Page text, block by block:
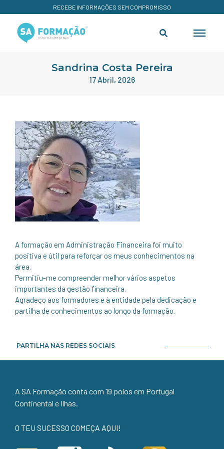
RECEBE INFORMAÇÕES SEM COMPROMISSO
Sandrina Costa Pereira
17 Abril, 2026
A formação em Administração Financeira foi muito
positiva e útil para reforçar os meus conhecimentos na
área.
Permitiu-me compreender melhor vários aspetos
importantes da gestão financeira.
Agradeço aos formadores e à entidade pela dedicação e
partilha de conhecimentos ao longo da formação.
PARTILHA NAS REDES SOCIAIS
A SA Formação conta com 19 polos em Portugal
Continental e Ilhas.
O TEU SUCESSO COMEÇA AQUI!